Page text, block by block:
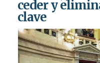
ceder y
clave